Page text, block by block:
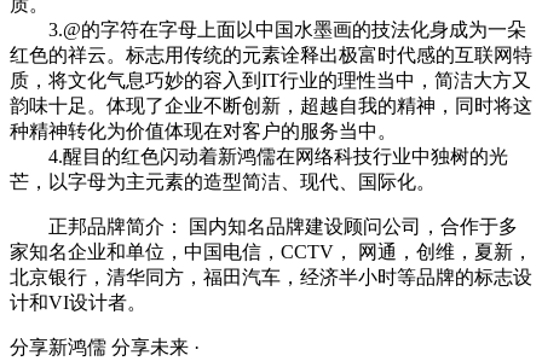
质。
3.@的字符在字母上面以中国水墨画的技法化身成为一朵
红色的祥云。标志用传统的元素诠释出极富时代感的互联网特
质，将文化气息巧妙的容入到IT行业的理性当中，简洁大方又
韵味十足。体现了企业不断创新，超越自我的精神，同时将这
种精神转化为价值体现在对客户的服务当中。
4.醒目的红色闪动着新鸿儒在网络科技行业中独树的光
芒，以字母为主元素的造型简洁、现代、国际化。
正邦品牌简介： 国内知名品牌建设顾问公司，合作于多
家知名企业和单位，中国电信，CCTV， 网通，创维，夏新，
北京银行，清华同方，福田汽车，经济半小时等品牌的标志设
计和VI设计者。
分享新鸿儒 分享未来 ·